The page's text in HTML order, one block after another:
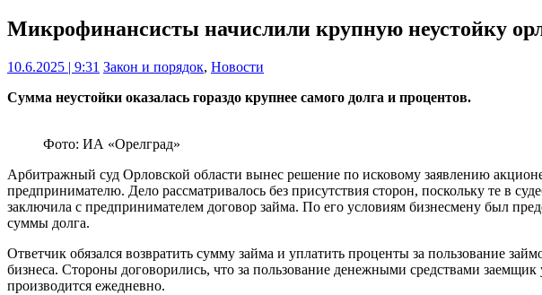
Микрофинансисты начислили крупную неустойку
10.6.2025 | 9:31 Закон и порядок, Новости
Сумма неустойки оказалась гораздо крупнее самого долга и процентов.
Фото: ИА «Орелград»
Арбитражный суд Орловской области вынес решение по исковому заявлению
предпринимателю. Дело рассматривалось без присутствия сторон, поскольку те в
заключила с предпринимателем договор займа. По его условиям бизнесмену был
суммы долга.
Ответчик обязался возвратить сумму займа и уплатить проценты за пользование
бизнеса. Стороны договорились, что за пользование денежными средствами
производится ежедневно.